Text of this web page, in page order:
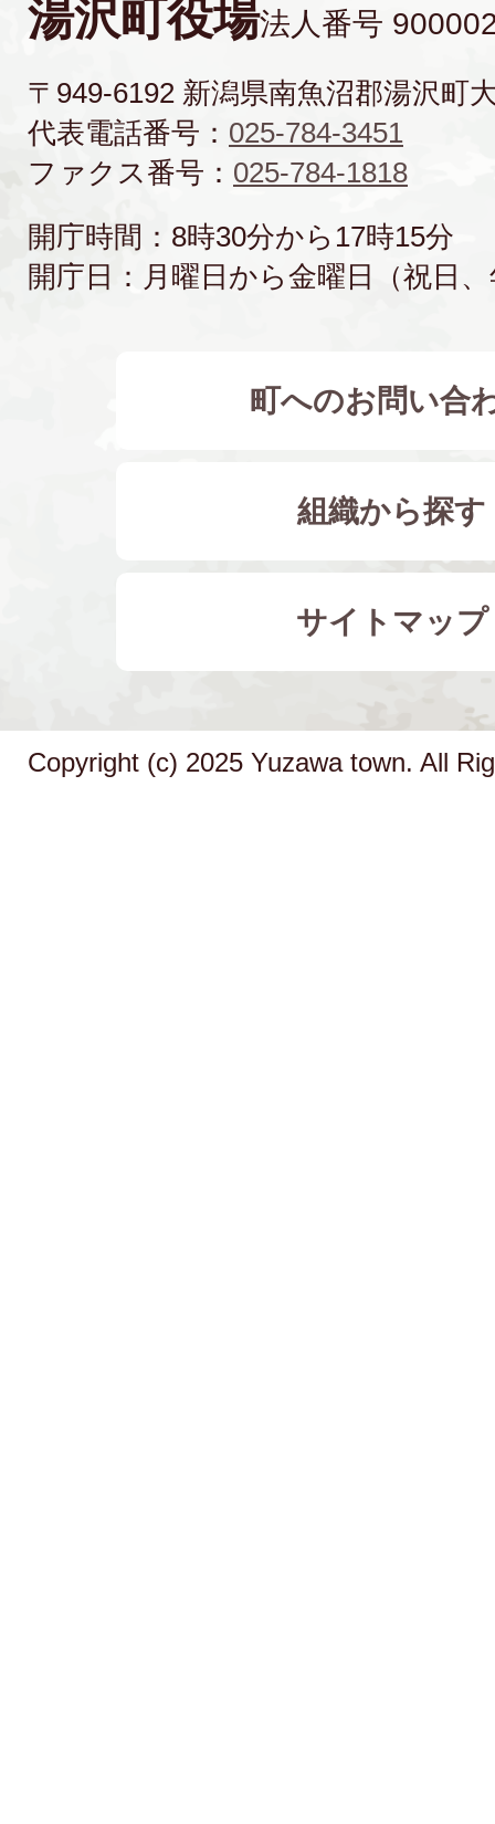
湯沢町役場法人番号
〒949-6192 新潟県南魚沼郡湯沢町
代表電話番号： 025-784-3451
ファクス番号： 025-784-1818
開庁時間：8時30分から17時15分
開庁日：月曜日から金曜日（祝日
町へのお問い合
組織から探す
サイトマップ
Copyright (c) 2025 Yuzawa town. All